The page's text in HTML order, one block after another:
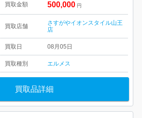
買取金額 500,000 円
買取店舗
さすがやイオンスタイル山王
店
買取日 08月05日
買取種別 エルメス
買取品詳細